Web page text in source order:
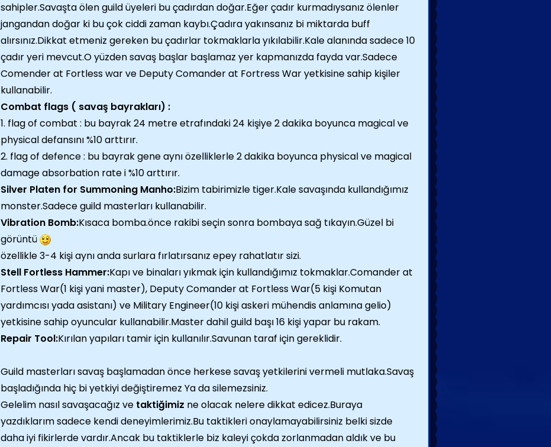
sahipler.Savaşta ölen guild üyeleri bu çadırdan doğar.Eğer çadır kurmadıysanız ölenler
jangandan doğar ki bu çok ciddi zaman kaybı.Çadıra yakınsanız bi miktarda buff
alırsınız.Dikkat etmeniz gereken bu çadırlar tokmaklarla yıkılabilir.Kale alanında sadece 10
çadır yeri mevcut.O yüzden savaş başlar başlamaz yer kapmanızda fayda var.Sadece
Comender at Fortless war ve Deputy Comander at Fortress War yetkisine sahip kişiler
kullanabilir.
Combat flags ( savaş bayrakları) :
1. flag of combat : bu bayrak 24 metre etrafındaki 24 kişiye 2 dakika boyunca magical ve
physical defansını %10 arttırır.
2. flag of defence : bu bayrak gene aynı özelliklerle 2 dakika boyunca physical ve magical
damage absorbation rate i %10 arttırır.
Silver Platen for Summoning Manho:Bizim tabirimizle tiger.Kale savaşında kullandığımız
monster.Sadece guild masterları kullanabilir.
Vibration Bomb:Kısaca bomba.önce rakibi seçin sonra bombaya sağ tıkayın.Güzel bi
görüntü
özellikle 3-4 kişi aynı anda surlara fırlatırsanız epey rahatlatır sizi.
Stell Fortless Hammer:Kapı ve binaları yıkmak için kullandığımız tokmaklar.Comander at
Fortless War(1 kişi yani master), Deputy Comander at Fortless War(5 kişi Komutan
yardımcısı yada asistanı) ve Military Engineer(10 kişi askeri mühendis anlamına gelio)
yetkisine sahip oyuncular kullanabilir.Master dahil guild başı 16 kişi yapar bu rakam.
Repair Tool:Kırılan yapıları tamir için kullanılır.Savunan taraf için gereklidir.
Guild masterları savaş başlamadan önce herkese savaş yetkilerini vermeli mutlaka.Savaş
başladığında hiç bi yetkiyi değiştiremez Ya da silemezsiniz.
Gelelim nasıl savaşacağız ve taktiğimiz ne olacak nelere dikkat edicez.Buraya
yazdıklarım sadece kendi deneyimlerimiz.Bu taktikleri onaylamayabilirsiniz belki sizde
daha iyi fikirlerde vardır.Ancak bu taktiklerle biz kaleyi çokda zorlanmadan aldık ve bu